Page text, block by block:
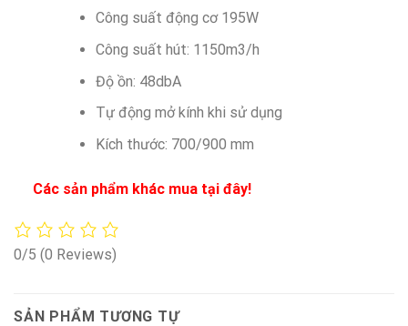
Công suất động cơ 195W
Công suất hút: 1150m3/h
Độ ồn: 48dbA
Tự động mở kính khi sử dụng
Kích thước: 700/900 mm
Các sản phẩm khác mua tại đây!
0/5 (0 Reviews)
SẢN PHẨM TƯƠNG TỰ